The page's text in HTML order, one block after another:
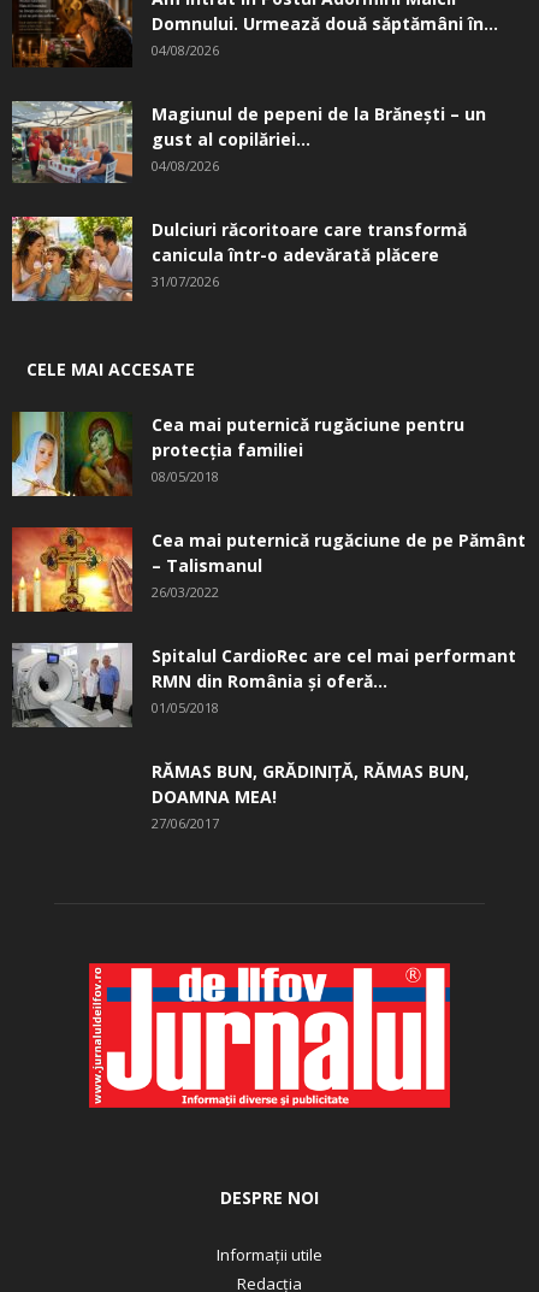
Domnului. Urmează două săptămâni în...
04/08/2026
Magiunul de pepeni de la Brăneşti – un
gust al copilăriei...
04/08/2026
Dulciuri răcoritoare care transformă
canicula într-o adevărată plăcere
31/07/2026
CELE MAI ACCESATE
Cea mai puternică rugăciune pentru
protecția familiei
08/05/2018
Cea mai puternică rugăciune de pe Pământ
– Talismanul
26/03/2022
Spitalul CardioRec are cel mai performant
RMN din România și oferă...
01/05/2018
RĂMAS BUN, GRĂDINIŢĂ, ­RĂMAS BUN,
DOAMNA MEA!
27/06/2017
DESPRE NOI
Informații utile
Redacția